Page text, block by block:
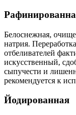
Белоснежная,
натрия.
отбеливателей
искусственный,
сыпучести и
рекомендуется к
Йодированная